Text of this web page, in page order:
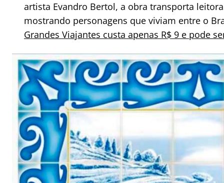
artista Evandro Bertol, a obra transporta
mostrando personagens que viviam entre o
Grandes Viajantes custa apenas R$ 9 e pode